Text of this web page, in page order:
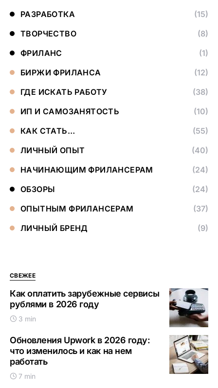
РАЗРАБОТКА
(15)
ТВОРЧЕСТВО
(8)
ФРИЛАНС
(1)
БИРЖИ ФРИЛАНСА
(12)
ГДЕ ИСКАТЬ РАБОТУ
(38)
ИП И САМОЗАНЯТОСТЬ
(10)
КАК СТАТЬ…
(55)
ЛИЧНЫЙ ОПЫТ
(40)
НАЧИНАЮЩИМ ФРИЛАНСЕРАМ
(24)
ОБЗОРЫ
(24)
ОПЫТНЫМ ФРИЛАНСЕРАМ
(37)
ЛИЧНЫЙ БРЕНД
(9)
СВЕЖЕЕ
Как оплатить зарубежные сервисы
рублями в 2026 году
3 min
Обновления Upwork в 2026 году:
что изменилось и как на нем
работать
7 min